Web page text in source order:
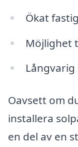
Ökat
Möjlighet
Oavsett om
installera
en del av en